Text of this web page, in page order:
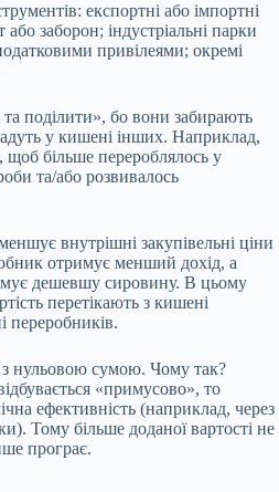
експортні або імпортні
заборон; індустріальні парки
привілеями; окремі
поділити», бо вони забирають
у кишені інших. Наприклад,
більше перероблялось у
та/або розвивалось
внутрішні закупівельні ціни
отримує менший дохід, а
дешевшу сировину. В цьому
перетікають з кишені
переробників.
нульовою сумою. Чому так?
«примусово», то
ефективність (наприклад, через
Тому більше доданої вартості не
програє.